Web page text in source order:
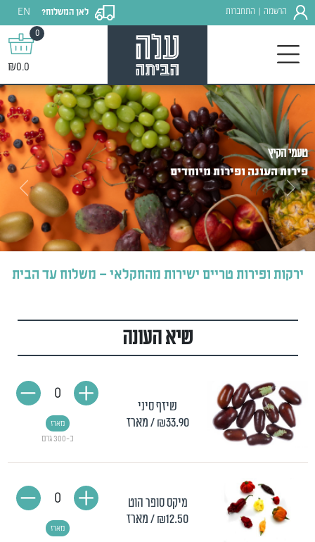
הרשמה התחברות לאן המשלוח?
EN
0
₪0.0
טעמי הקיץ
פירות העונה ופירות מיוחדים
ירקות ופירות טריים ישירות מהחקלאי – משלוח עד הבית
Previous
Next
שיא העונה
שיזף סיני
₪33.90 / מארז
כ-300 גרם
מארז
0
מיקס סופר הוט
₪12.50/ מארז
מארז
0